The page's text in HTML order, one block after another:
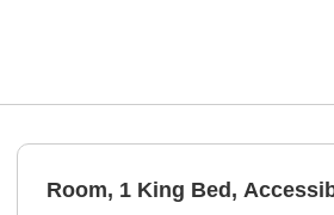
Room, 1 King Bed,